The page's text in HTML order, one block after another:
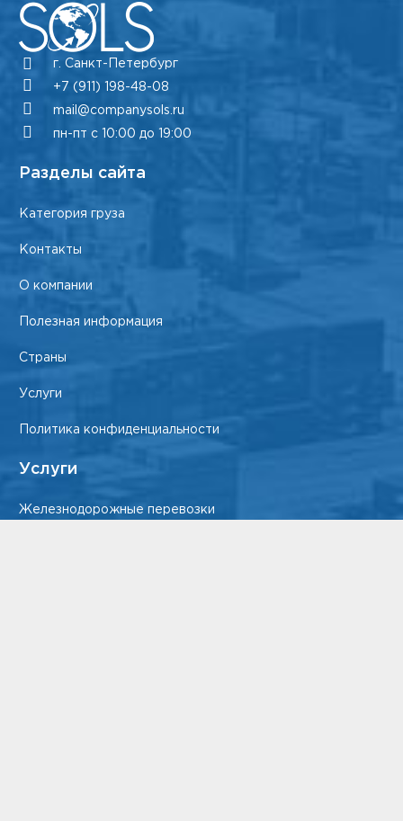
г. Санкт-Петербург
+7 (911) 198-48-08
mail@companysols.ru
пн-пт с 10:00 до 19:00
Разделы сайта
Категория груза
Контакты
О компании
Полезная информация
Страны
Услуги
Политика конфиденциальности
Услуги
Железнодорожные перевозки